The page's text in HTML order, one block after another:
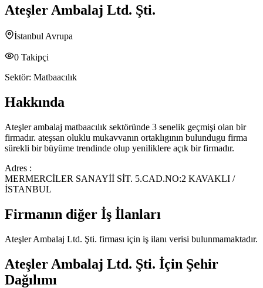
Ateşler Ambalaj Ltd. Şti.
İstanbul Avrupa
0 Takipçi
Sektör: Matbaacılık
Hakkında
Ateşler ambalaj matbaacılık sektöründe 3 senelik geçmişi olan bir
firmadır. ateşsan oluklu mukavvanın ortaklıgının bulundugu firma
sürekli bir büyüme trendinde olup yeniliklere açık bir firmadır.
Adres :
MERMERCİLER SANAYİİ SİT. 5.CAD.NO:2 KAVAKLI /
İSTANBUL
Firmanın diğer İş İlanları
Ateşler Ambalaj Ltd. Şti. firması için iş ilanı verisi bulunmamaktadır.
Ateşler Ambalaj Ltd. Şti. İçin Şehir
Dağılımı